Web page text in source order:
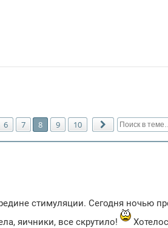
10
6 7 8 9 10 След.
стимуляции. Сегодня ночью
яичники, все скрутило!